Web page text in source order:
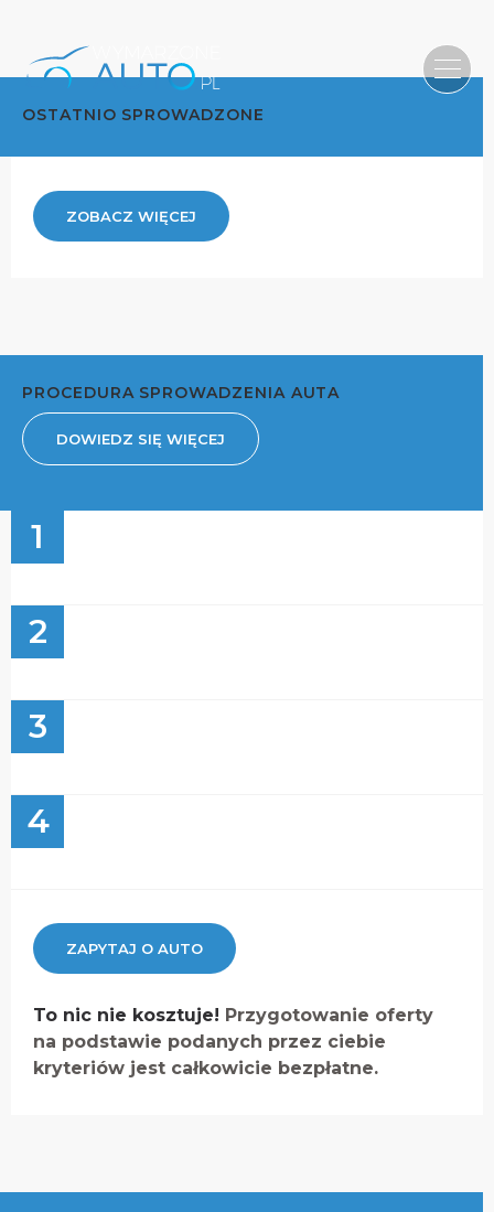
OSTATNIO SPROWADZONE
ZOBACZ WIĘCEJ
PROCEDURA SPROWADZENIA AUTA
DOWIEDZ SIĘ WIĘCEJ
1
2
3
4
ZAPYTAJ O AUTO
To nic nie kosztuje! Przygotowanie oferty
na podstawie podanych przez ciebie
kryteriów jest całkowicie bezpłatne.